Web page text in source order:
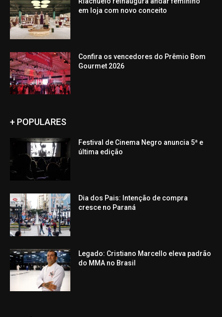
em loja com novo conceito
Confira os vencedores do Prêmio Bom
Gourmet 2026
+ POPULARES
Festival de Cinema Negro anuncia 5ª e
última edição
Dia dos Pais: Intenção de compra
cresce no Paraná
Legado: Cristiano Marcello eleva padrão
do MMA no Brasil